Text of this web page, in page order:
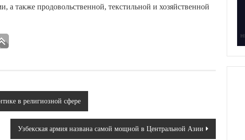
а также продовольственной, текстильной и хозяйственной
в религиозной сфере
Узбекская армия названа самой мощной в Центральной Азии